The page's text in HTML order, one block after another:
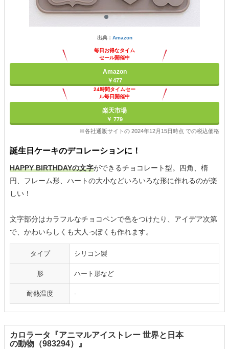
出典： Amazon
毎日お得なタイム
セール開催中
Amazon
￥477
24時間タイムセー
ル毎日開催中
楽天市場
￥ 779
※各社通販サイトの 2024年12月15日時点 での税込価格
誕生日ケーキのデコレーションに！
HAPPY BIRTHDAYの文字ができるチョコレート型。四角、楕
円、フレーム形、ハートの大小などいろいろな形に作れるのが楽
しい！
文字部分はカラフルなチョコペンで色をつけたり、アイデア次第
で、かわいらしくも大人っぽくも作れます。
タイプ シリコン製
形 ハート形など
耐熱温度 ‐
カロラータ『アニマルアイストレー 世界と日本
の動物（983294）』